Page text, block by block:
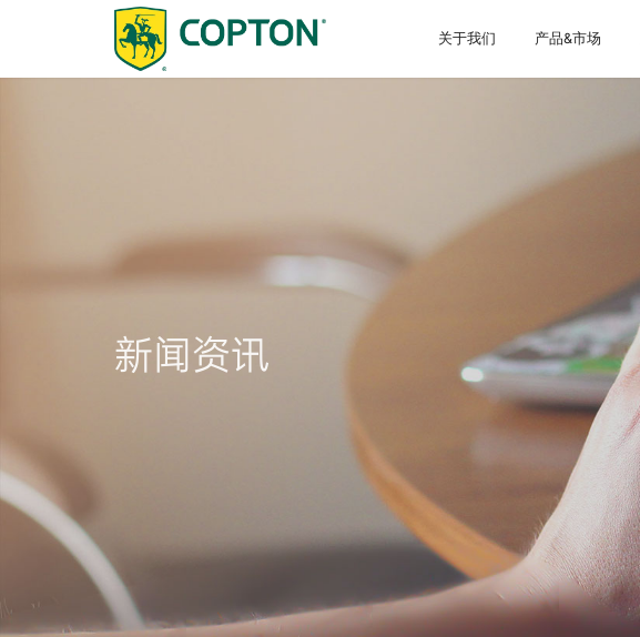
关于我们
诚聘英才
产品&市场
工程机械
防伪验证
专业团队
新闻资讯